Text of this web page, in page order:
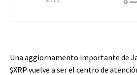
Una aggiornamento importante de
$XRP vuelve a ser el centro de